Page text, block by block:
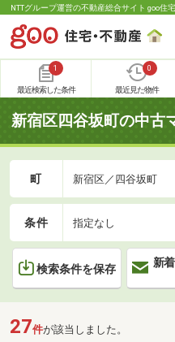
NTTグループ運営の不動産総合サイト goo住
1
最近検索した条件
0
最近見た物件
新宿区四谷坂町の中古
町 新宿区／四谷坂町
条件 指定なし
検索条件を保存
新
27件が該当しました。